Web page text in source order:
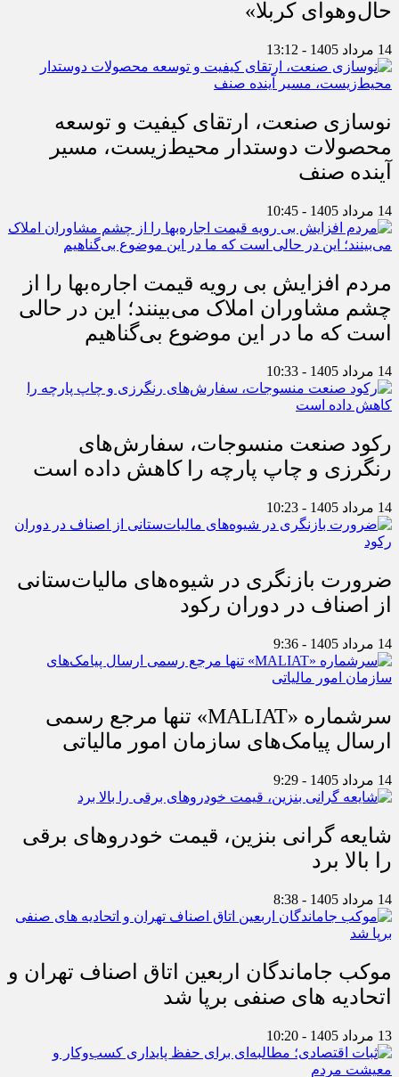
حال‌وهوای کربلا»
14 مرداد 1405 - 13:12
نوسازی صنعت، ارتقای کیفیت و توسعه
محصولات دوستدار محیط‌زیست، مسیر
آینده صنف
14 مرداد 1405 - 10:45
مردم افزایش بی رویه قیمت اجاره‌بها را از
چشم مشاوران املاک می‌بینند؛ این در حالی
است که ما در این موضوع بی‌گناهیم
14 مرداد 1405 - 10:33
رکود صنعت منسوجات، سفارش‌های
رنگرزی و چاپ پارچه را کاهش داده است
14 مرداد 1405 - 10:23
ضرورت بازنگری در شیوه‌های مالیات‌ستانی
از اصناف در دوران رکود
14 مرداد 1405 - 9:36
سرشماره «MALIAT» تنها مرجع رسمی
ارسال پیامک‌های سازمان امور مالیاتی
14 مرداد 1405 - 9:29
شایعه گرانی بنزین، قیمت خودروهای برقی
را بالا برد
14 مرداد 1405 - 8:38
موکب جاماندگان اربعین اتاق اصناف تهران و
اتحادیه های صنفی برپا شد
13 مرداد 1405 - 10:20